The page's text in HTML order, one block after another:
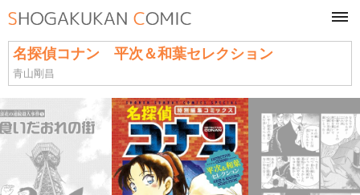
名探偵コナン 平次＆和葉セレクション
青山剛昌